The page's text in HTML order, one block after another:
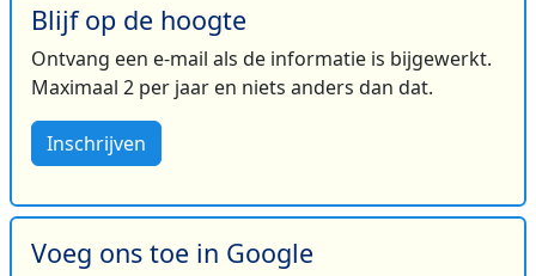
Blijf op de hoogte
Ontvang een e-mail als de informatie is bijgewerkt.
Maximaal 2 per jaar en niets anders dan dat.
Inschrijven
Voeg ons toe in Google